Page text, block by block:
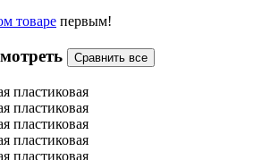
товаре первым!